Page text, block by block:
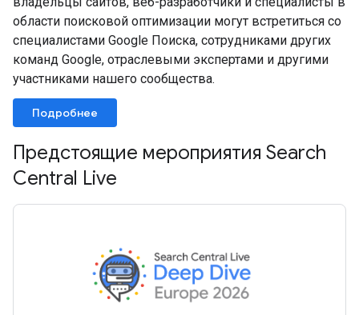
области поисковой оптимизации могут встретиться со
специалистами Google Поиска, сотрудниками других
команд Google, отраслевыми экспертами и другими
участниками нашего сообщества.
Подробнее
Предстоящие мероприятия Search
Central Live